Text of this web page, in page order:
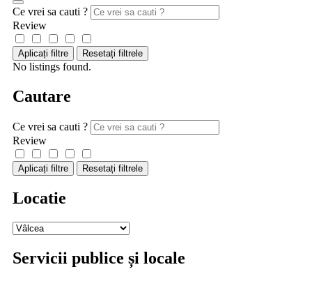
Ce vrei sa cauti ?
Review
Aplicați filtre Resetați filtrele
No listings found.
Cautare
Ce vrei sa cauti ?
Review
Aplicați filtre Resetați filtrele
Locatie
Servicii publice și locale